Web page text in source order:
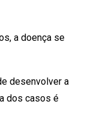
a doença se
desenvolver a
dos casos é